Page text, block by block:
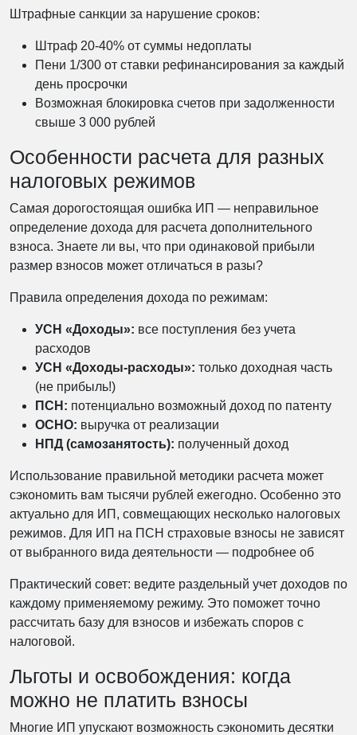
Штрафные санкции за нарушение сроков:
Штраф 20-40% от суммы недоплаты
Пени 1/300 от ставки рефинансирования за каждый
день просрочки
Возможная блокировка счетов при задолженности
свыше 3 000 рублей
Особенности расчета для разных
налоговых режимов
Самая дорогостоящая ошибка ИП — неправильное
определение дохода для расчета дополнительного
взноса. Знаете ли вы, что при одинаковой прибыли
размер взносов может отличаться в разы?
Правила определения дохода по режимам:
УСН «Доходы»: все поступления без учета
расходов
УСН «Доходы-расходы»: только доходная часть
(не прибыль!)
ПСН: потенциально возможный доход по патенту
ОСНО: выручка от реализации
НПД (самозанятость): полученный доход
Использование правильной методики расчета может
сэкономить вам тысячи рублей ежегодно. Особенно это
актуально для ИП, совмещающих несколько налоговых
режимов. Для ИП на ПСН страховые взносы не зависят
от выбранного вида деятельности — подробнее об
Практический совет: ведите раздельный учет доходов по
каждому применяемому режиму. Это поможет точно
рассчитать базу для взносов и избежать споров с
налоговой.
Льготы и освобождения: когда
можно не платить взносы
Многие ИП упускают возможность сэкономить десятки